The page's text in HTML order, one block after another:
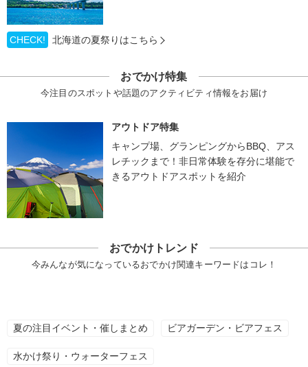
CHECK! 北海道の夏祭りはこちら
おでかけ特集
今注目のスポットや話題のアクティビティ情報をお届け
アウトドア特集
キャンプ場、グランピングからBBQ、アス
レチックまで！非日常体験を存分に堪能で
きるアウトドアスポットを紹介
おでかけトレンド
今みんなが気になっているおでかけ関連キーワードはコレ！
夏の注目イベント・催しまとめ ビアガーデン・ビアフェス
水かけ祭り・ウォーターフェス